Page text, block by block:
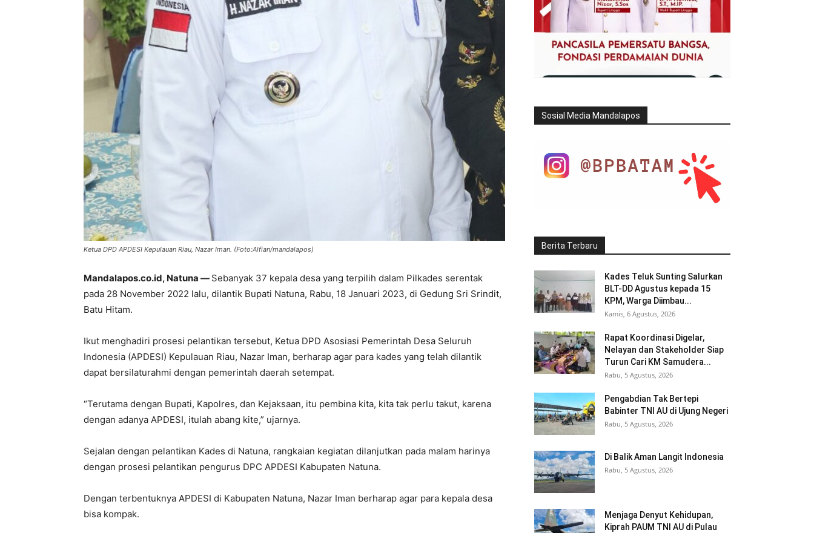
Ketua DPD APDESI Kepulauan Riau, Nazar Iman. (Foto:Alfian/mandalapos)
Mandalapos.co.id, Natuna — Sebanyak 37 kepala desa yang terpilih dalam Pilkades serentak
pada 28 November 2022 lalu, dilantik Bupati Natuna, Rabu, 18 Januari 2023, di Gedung Sri Srindit,
Batu Hitam.
Ikut menghadiri prosesi pelantikan tersebut, Ketua DPD Asosiasi Pemerintah Desa Seluruh
Indonesia (APDESI) Kepulauan Riau, Nazar Iman, berharap agar para kades yang telah dilantik
dapat bersilaturahmi dengan pemerintah daerah setempat.
“Terutama dengan Bupati, Kapolres, dan Kejaksaan, itu pembina kita, kita tak perlu takut, karena
dengan adanya APDESI, itulah abang kite,” ujarnya.
Sejalan dengan pelantikan Kades di Natuna, rangkaian kegiatan dilanjutkan pada malam harinya
dengan prosesi pelantikan pengurus DPC APDESI Kabupaten Natuna.
Dengan terbentuknya APDESI di Kabupaten Natuna, Nazar Iman berharap agar para kepala desa
bisa kompak.
Sosial Media Mandalapos
Berita Terbaru
Kades Teluk Sunting Salurkan
BLT-DD Agustus kepada 15
KPM, Warga Diimbau...
Kamis, 6 Agustus, 2026
Rapat Koordinasi Digelar,
Nelayan dan Stakeholder Siap
Turun Cari KM Samudera...
Rabu, 5 Agustus, 2026
Pengabdian Tak Bertepi
Babinter TNI AU di Ujung Negeri
Rabu, 5 Agustus, 2026
Di Balik Aman Langit Indonesia
Rabu, 5 Agustus, 2026
Menjaga Denyut Kehidupan,
Kiprah PAUM TNI AU di Pulau